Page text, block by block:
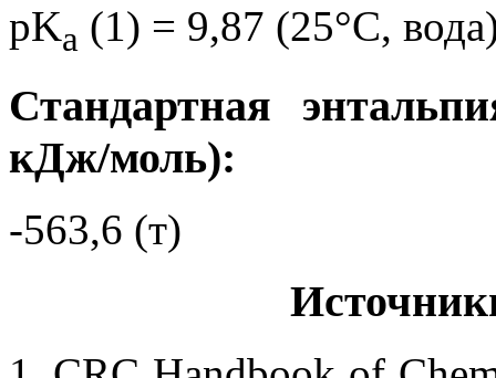
pKa (1) = 9,87 (25°C,
Стандартная
кДж/моль):
-563,6 (т)